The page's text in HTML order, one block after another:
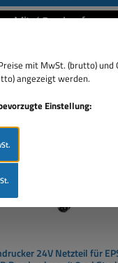
24V Netzteil für
mit MwSt. (brutto) und
angezeigt werden.
Einstellung: